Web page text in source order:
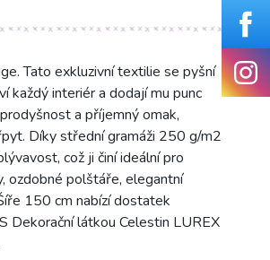
Tato exkluzivní textilie se pyšní
každý interiér a dodají mu punc
a příjemný omak,
Díky střední gramáži 250 g/m2
což ji činí ideální pro
ozdobné polštáře, elegantní
150 cm nabízí dostatek
Dekorační látkou Celestin LUREX